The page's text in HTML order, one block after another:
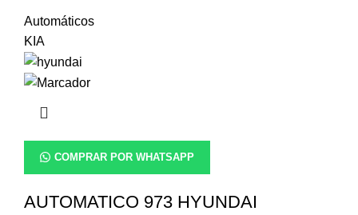
Automáticos
KIA
COMPRAR POR WHATSAPP
AUTOMATICO 973 HYUNDAI